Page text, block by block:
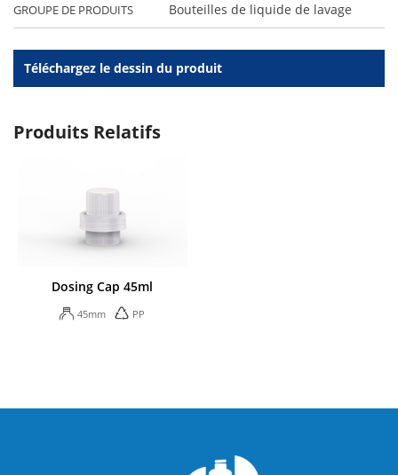
Téléchargez le dessin du produit
GROUPE DE PRODUITS Bouteilles de liquide de lavage
Produits Relatifs
Dosing Cap 45ml
45mm PP